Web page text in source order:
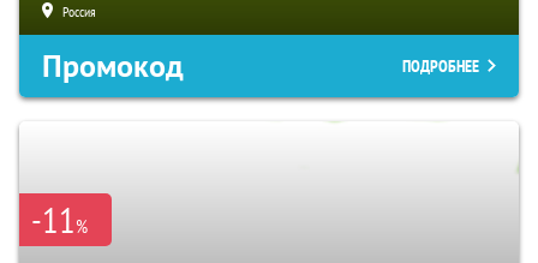
Россия
Промокод ПОДРОБНЕЕ
-11%